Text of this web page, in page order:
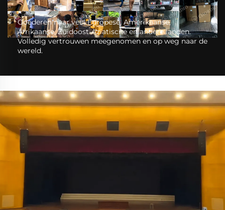
Goederen naar veel Europese, Amerikaanse,
Afrikaanse, Zuidoost-Aziatische en andere landen.
Volledig vertrouwen meegenomen en op weg naar de
wereld.